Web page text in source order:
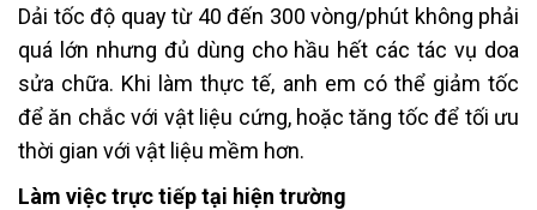
Dải tốc độ quay từ 40 đến 300 vòng/phút không phải
quá lớn nhưng đủ dùng cho hầu hết các tác vụ doa
sửa chữa. Khi làm thực tế, anh em có thể giảm tốc
để ăn chắc với vật liệu cứng, hoặc tăng tốc để tối ưu
thời gian với vật liệu mềm hơn.
Làm việc trực tiếp tại hiện trường